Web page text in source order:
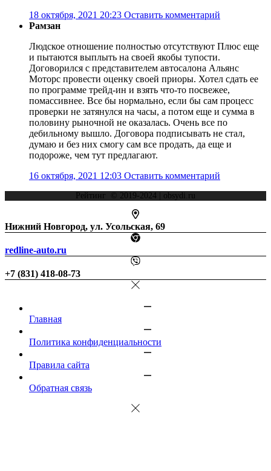
18 октября, 2021 20:23 Оставить комментарий
Рамзан
Людское отношение полностью отсутствуют Плюс еще
и пытаются выплыть на своей якобы тупости.
Договорился с представителем автосалона Альянс
Моторс провести оценку своей приоры. Хотел сдать ее
по программе трейд-ин и взять что-то посвежее,
помассивнее. Все бы нормально, если бы сам процесс
проверки не затянулся на часы, а потом еще и сумма в
половину рыночной не оказалась. Очень все по
дебильному вышло. Договора подписывать не стал,
думаю и без них смогу сам все продать, да еще и
подороже, чем тут предлагают.
16 октября, 2021 12:03 Оставить комментарий
Рейтинг © 2019-2024 | obsydi.ru
Нижний Новгород, ул. Усольская, 69
redline-auto.ru
+7 (831) 418-08-73
Главная
Политика конфиденциальности
Правила сайта
Обратная связь